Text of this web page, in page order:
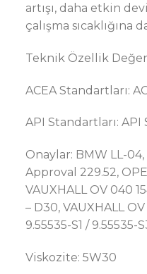
artışı, daha etkin
çalışma sıcaklığına
Teknik Özellik
ACEA Standartları:
API Standartları: API
Onaylar: BMW LL-
Approval 229.52,
VAUXHALL OV 040
– D30, VAUXHALL
9.55535-S1 / 9.55535-
Viskozite: 5W30